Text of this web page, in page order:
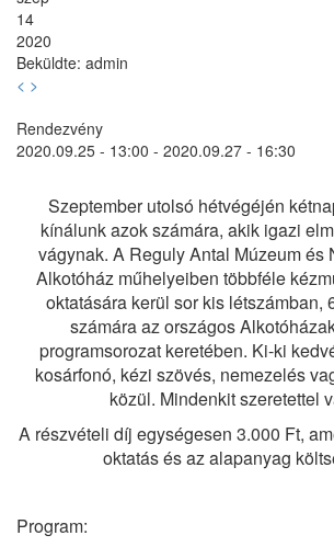
14
2020
Beküldte: admin
< >
Rendezvény
2020.09.25 - 13:00 - 2020.09.27 - 16:30
Szeptember utolsó hétvégéjén
kínálunk azok számára, akik igazi
vágynak. A Reguly Antal Múzeum és
Alkotóház műhelyeiben többféle
oktatására kerül sor kis létszámban,
számára az országos
programsorozat keretében. Ki-ki
kosárfonó, kézi szövés, nemezelés
közül. Mindenkit szeretettel
A részvételi díj egységesen 3.000 Ft,
oktatás és az alapanyag
Program: